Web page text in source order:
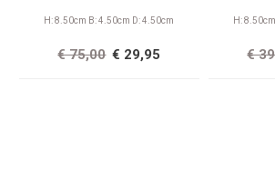
H: 8.50cm B: 4.50cm D: 4.50cm
€ 29,95
€ 75,00
H:
€